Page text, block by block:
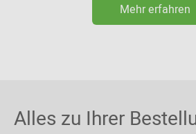
Mehr erfahren
Alles zu Ihrer